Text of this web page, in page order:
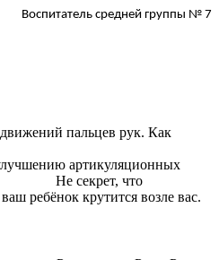
Воспитатель средней группы № 7
пальцев рук. Как
возрастной нормы.
артикуляционных
секрет, что
ребёнок крутится возле вас.